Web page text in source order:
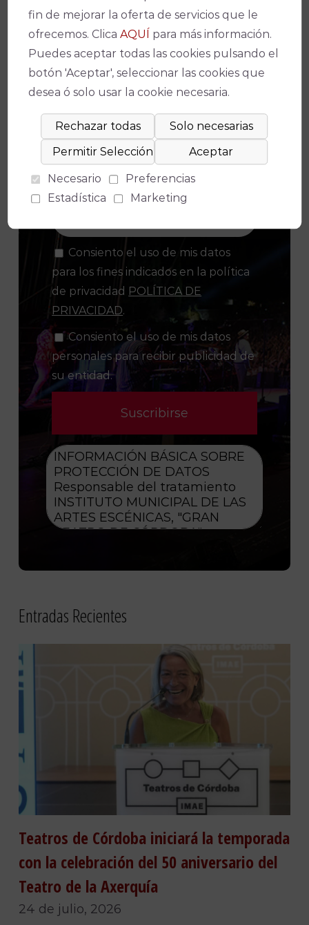
¡No te pierdas nada!
Suscríbete a nuestro boletín para
estar al día de la actualidad y de los
últimos espectáculos.
Consiento el uso de mis datos
para los fines indicados en la política
de privacidad POLÍTICA DE
PRIVACIDAD.
Consiento el uso de mis datos
personales para recibir publicidad de
su entidad.
Entradas Recientes
Teatros de Córdoba iniciará la temporada
con la celebración del 50 aniversario del
Teatro de la Axerquía
24 de julio, 2026
fin de mejorar la oferta de servicios que le
ofrecemos. ClicaAQUÍ para más información.
Puedes aceptar todas las cookies pulsando el
botón 'Aceptar', seleccionar las cookies que
desea ó solo usar la cookie necesaria.
Necesario
Preferencias
Estadística
Marketing